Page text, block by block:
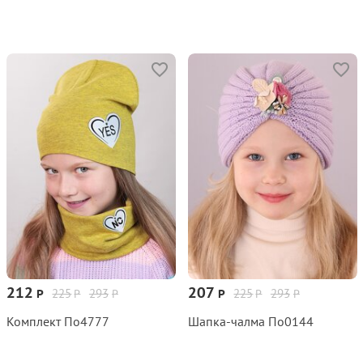
293 Р
225Р
212 Р
Комплект По4777
293 Р
225Р
207 Р
Шапка-чалма По0144